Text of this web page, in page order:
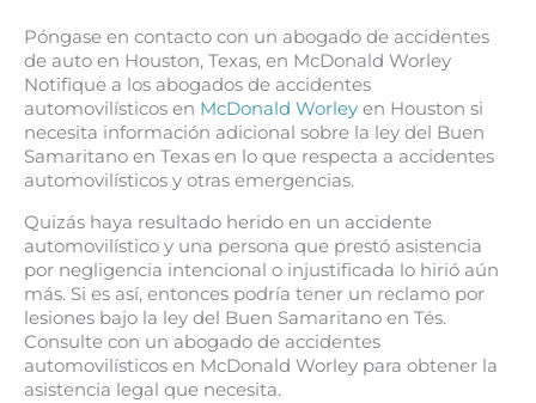
Póngase en contacto con un abogado de accidentes
de auto en Houston, Texas, en McDonald Worley
Notifique a los abogados de accidentes
automovilísticos en McDonald Worley en Houston si
necesita información adicional sobre la ley del Buen
Samaritano en Texas en lo que respecta a accidentes
automovilísticos y otras emergencias.
Quizás haya resultado herido en un accidente
automovilístico y una persona que prestó asistencia
por negligencia intencional o injustificada lo hirió aún
más. Si es así, entonces podría tener un reclamo por
lesiones bajo la ley del Buen Samaritano en Tés.
Consulte con un abogado de accidentes
automovilísticos en McDonald Worley para obtener la
asistencia legal que necesita.